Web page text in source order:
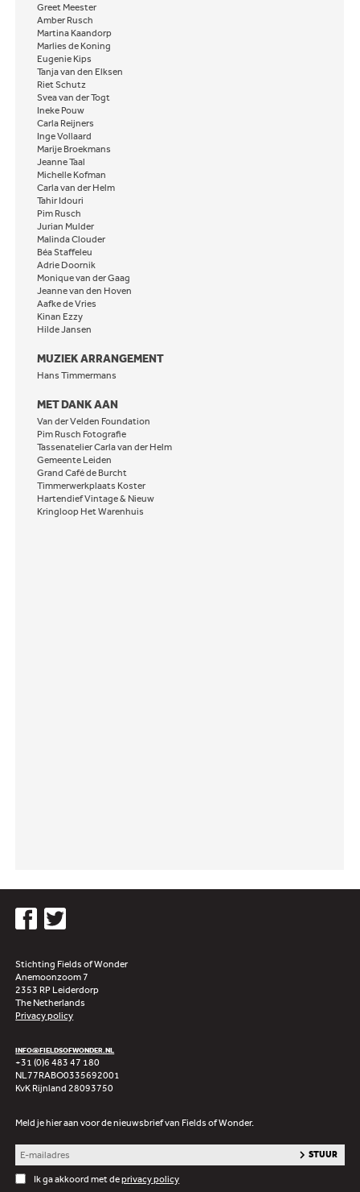
Greet Meester
Amber Rusch
Martina Kaandorp
Marlies de Koning
Eugenie Kips
Tanja van den Elksen
Riet Schutz
Svea van der Togt
Ineke Pouw
Carla Reijners
Inge Vollaard
Marije Broekmans
Jeanne Taal
Michelle Kofman
Carla van der Helm
Tahir Idouri
Pim Rusch
Jurian Mulder
Malinda Clouder
Béa Staffeleu
Adrie Doornik
Monique van der Gaag
Jeanne van den Hoven
Aafke de Vries
Kinan Ezzy
Hilde Jansen
MUZIEK ARRANGEMENT
Hans Timmermans
MET DANK AAN
Van der Velden Foundation
Pim Rusch Fotografie
Tassenatelier Carla van der Helm
Gemeente Leiden
Grand Café de Burcht
Timmerwerkplaats Koster
Hartendief Vintage & Nieuw
Kringloop Het Warenhuis
Stichting Fields of Wonder
Anemoonzoom 7
2353 RP Leiderdorp
The Netherlands
Privacy policy
INFO@FIELDSOFWONDER.NL
+31 (0)6 483 47 180
NL77RABO0335692001
KvK Rijnland 28093750
Meld je hier aan voor de nieuwsbrief van Fields of Wonder.
Ik ga akkoord met deprivacy policy